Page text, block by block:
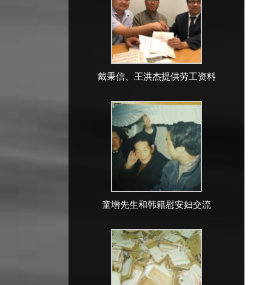
戴秉信、王洪杰提供劳工资料
童增先生和韩籍慰安妇交流